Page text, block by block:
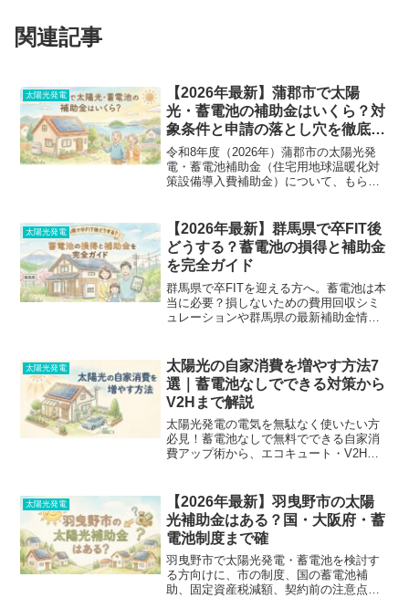
関連記事
太陽光発電
【2026年最新】蒲郡市で太陽
光・蓄電池の補助金はいくら？対
象条件と申請の落とし穴を徹底解
説
令和8年度（2026年）蒲郡市の太陽光発
電・蓄電池補助金（住宅用地球温暖化対
策設備導入費補助金）について、もらえ
説。見積もり前に必ず確認すべきポイン
トや最新の注意点も網羅しています。
太陽光発電
【2026年最新】群馬県で卒FIT後
どうする？蓄電池の損得と補助金
を完全ガイド
群馬県で卒FITを迎える方へ。蓄電池は本
当に必要？損しないための費用回収シミ
ュレーションや群馬県の最新補助金情
めの完全ガイドです。
太陽光発電
太陽光の自家消費を増やす方法7
選｜蓄電池なしでできる対策から
V2Hまで解説
太陽光発電の電気を無駄なく使いたい方
必見！蓄電池なしで無料でできる自家消
費アップ術から、エコキュート・V2H・
積もりのコツも紹介します。
太陽光発電
【2026年最新】羽曳野市の太陽
光補助金はある？国・大阪府・蓄
電池制度まで確
羽曳野市で太陽光発電・蓄電池を検討す
る方向けに、市の制度、国の蓄電池補
助、固定資産税減額、契約前の注意点を